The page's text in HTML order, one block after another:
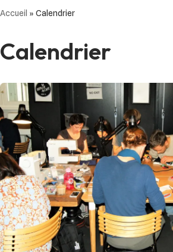
Accueil » Calendrier
Calendrier